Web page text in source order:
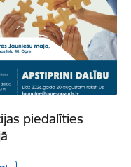
piedalīties